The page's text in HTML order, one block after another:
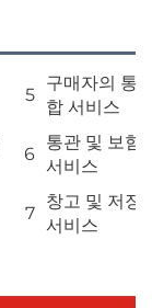
5
구매자의 통
합 서비스
6
통관 및 보험
서비스
7
창고 및 저장
서비스